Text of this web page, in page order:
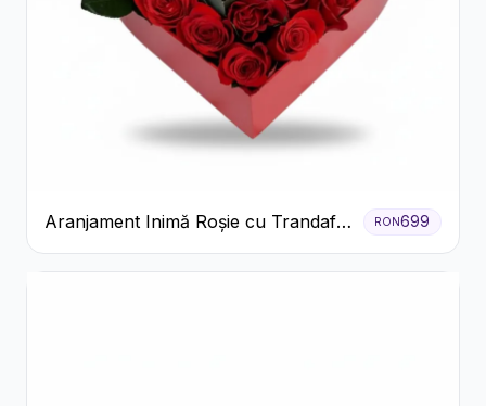
Aranjament Inimă Roșie cu Trandafiri
și Ferrero Rocher Premium
RON699